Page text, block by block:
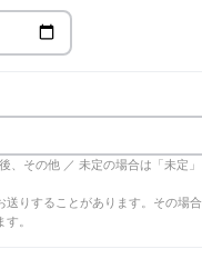
、その他 ／ 未定の場合は「未定
送りすることがあります。その場
。